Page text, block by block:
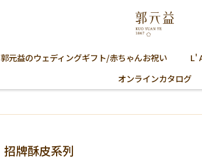
郭元益のウェディングギフト/赤ちゃんお祝い L'
オンラインカタログ
招牌酥皮系列